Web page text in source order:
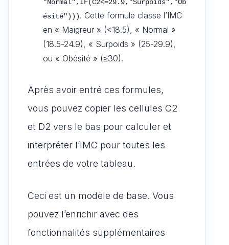
"Normal",IF(C2<=29.9,"Surpoids","Ob
ésité"))). Cette formule classe l’IMC
en « Maigreur » (<18.5), « Normal »
(18.5-24.9), « Surpoids » (25-29.9),
ou « Obésité » (≥30).
Après avoir entré ces formules,
vous pouvez copier les cellules C2
et D2 vers le bas pour calculer et
interpréter l’IMC pour toutes les
entrées de votre tableau.
Ceci est un modèle de base. Vous
pouvez l’enrichir avec des
fonctionnalités supplémentaires